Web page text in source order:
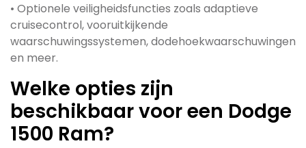
• Optionele veiligheidsfuncties zoals adaptieve
cruisecontrol, vooruitkijkende
waarschuwingssystemen, dodehoekwaarschuwingen
en meer.
Welke opties zijn
beschikbaar voor een Dodge
1500 Ram?